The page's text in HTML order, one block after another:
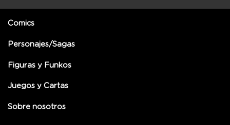
Comics
Personajes/Sagas
Figuras y Funkos
Juegos y Cartas
Sobre nosotros